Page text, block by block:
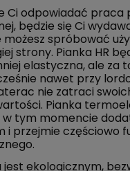
Ci odpowiadać praca
będzie się Ci
możesz spróbować
strony. Pianka HR
elastyczna, ale za
nawet przy
nie zatraci
Pianka
w tym momencie
przejmie częściowo
jest ekologicznym,